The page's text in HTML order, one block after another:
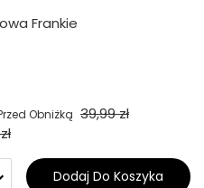
Frankie
Obniżką 39,99 zł
Dodaj Do Koszyka